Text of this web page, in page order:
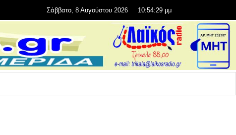
Σάββατο, 8 Αυγούστου 2026 10:54:30 μμ